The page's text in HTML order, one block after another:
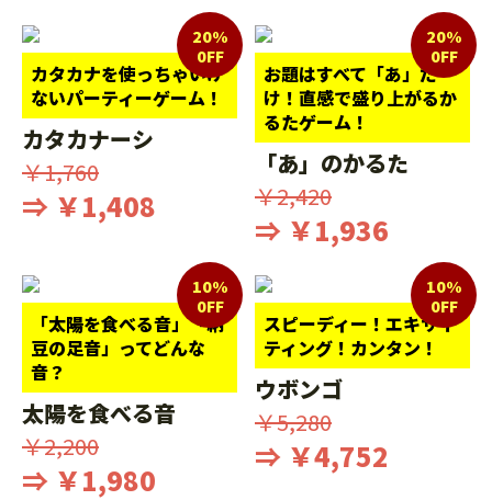
カタカナを使っちゃいけ
ないパーティーゲーム！
20%
0FF
カタカナーシ
￥1,760
⇒ ￥1,408
お題はすべて「あ」だ
け！直感で盛り上がるか
るたゲーム！
20%
0FF
「あ」のかるた
￥2,420
⇒ ￥1,936
「太陽を食べる音」「納
豆の足音」ってどんな
音？
10%
0FF
太陽を食べる音
￥2,200
⇒ ￥1,980
スピーディー！エキサイ
ティング！カンタン！
10%
0FF
ウボンゴ
￥5,280
⇒ ￥4,752